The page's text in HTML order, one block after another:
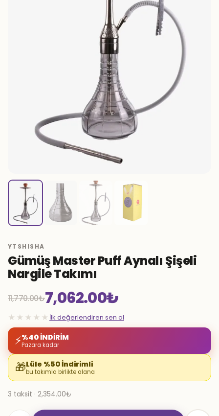
YTSHISHA
Gümüş Master Puff Aynalı Şişeli
Nargile Takımı
11,770.00₺
Orijinal
fiyat:
11,770.00₺.
7,062.00₺
Şu
andaki
fiyat:
7,062.00₺.
★★★★★ İlk değerlendiren sen ol
⚡%40 İNDİRİM
Pazara kadar
🎁Lüle %50 İndirimli
bu takımla birlikte alana
3 taksit · 2,354.00₺